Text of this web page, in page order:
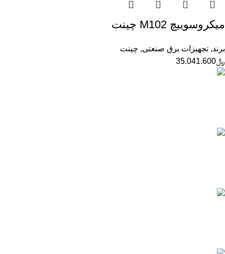
ميكروسوييچ M102 چينت
برند, تجهیزات برق صنعتی, چینت
﷼35.041.600